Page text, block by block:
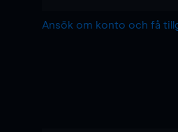
Ansök om konto och få